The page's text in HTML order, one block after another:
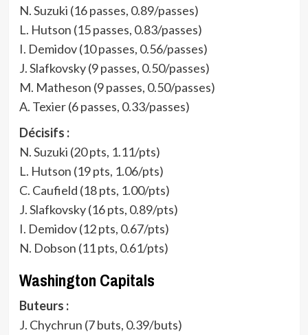
N. Suzuki (16 passes, 0.89/passes)
L. Hutson (15 passes, 0.83/passes)
I. Demidov (10 passes, 0.56/passes)
J. Slafkovsky (9 passes, 0.50/passes)
M. Matheson (9 passes, 0.50/passes)
A. Texier (6 passes, 0.33/passes)
Décisifs :
N. Suzuki (20 pts, 1.11/pts)
L. Hutson (19 pts, 1.06/pts)
C. Caufield (18 pts, 1.00/pts)
J. Slafkovsky (16 pts, 0.89/pts)
I. Demidov (12 pts, 0.67/pts)
N. Dobson (11 pts, 0.61/pts)
Washington Capitals
Buteurs :
J. Chychrun (7 buts, 0.39/buts)